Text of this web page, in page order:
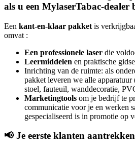
als u een MylaserTabac-dealer
Een kant-en-klaar pakket is
omvat :
Een professionele laser die
Leermiddelen en praktische
Inrichting van de ruimte: als
pakket leveren we alle apparatuur
stoel, fauteuil, wanddecoratie,
Marketingtools om je bedrijf te
communicatie voor je en werken
gespecialiseerd is in promotie op
📢 Je eerste klanten aantrekken